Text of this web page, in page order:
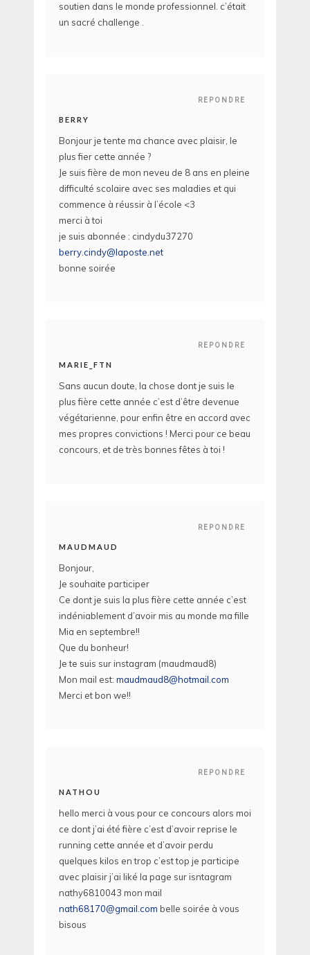
soutien dans le monde professionnel. c’était
un sacré challenge .
REPONDRE
BERRY
Bonjour je tente ma chance avec plaisir, le
plus fier cette année ?
Je suis fière de mon neveu de 8 ans en pleine
difficulté scolaire avec ses maladies et qui
commence à réussir à l’école <3
merci à toi
je suis abonnée : cindydu37270
berry.cindy@laposte.net
bonne soirée
REPONDRE
MARIE_FTN
Sans aucun doute, la chose dont je suis le
plus fière cette année c’est d’être devenue
végétarienne, pour enfin être en accord avec
mes propres convictions ! Merci pour ce beau
concours, et de très bonnes fêtes à toi !
REPONDRE
MAUDMAUD
Bonjour,
Je souhaite participer
Ce dont je suis la plus fière cette année c’est
indéniablement d’avoir mis au monde ma fille
Mia en septembre!!
Que du bonheur!
Je te suis sur instagram (maudmaud8)
Mon mail est: maudmaud8@hotmail.com
Merci et bon we!!
REPONDRE
NATHOU
hello merci à vous pour ce concours alors moi
ce dont j’ai été fière c’est d’avoir reprise le
running cette année et d’avoir perdu
quelques kilos en trop c’est top je participe
avec plaisir j’ai liké la page sur isntagram
nathy6810043 mon mail
nath68170@gmail.com belle soirée à vous
bisous